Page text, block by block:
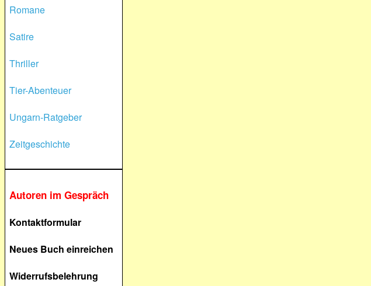
Romane
Satire
Thriller
Tier-Abenteuer
Ungarn-Ratgeber
Zeitgeschichte
Autoren im Gespräch
Kontaktformular
Neues Buch einreichen
Widerrufsbelehrung